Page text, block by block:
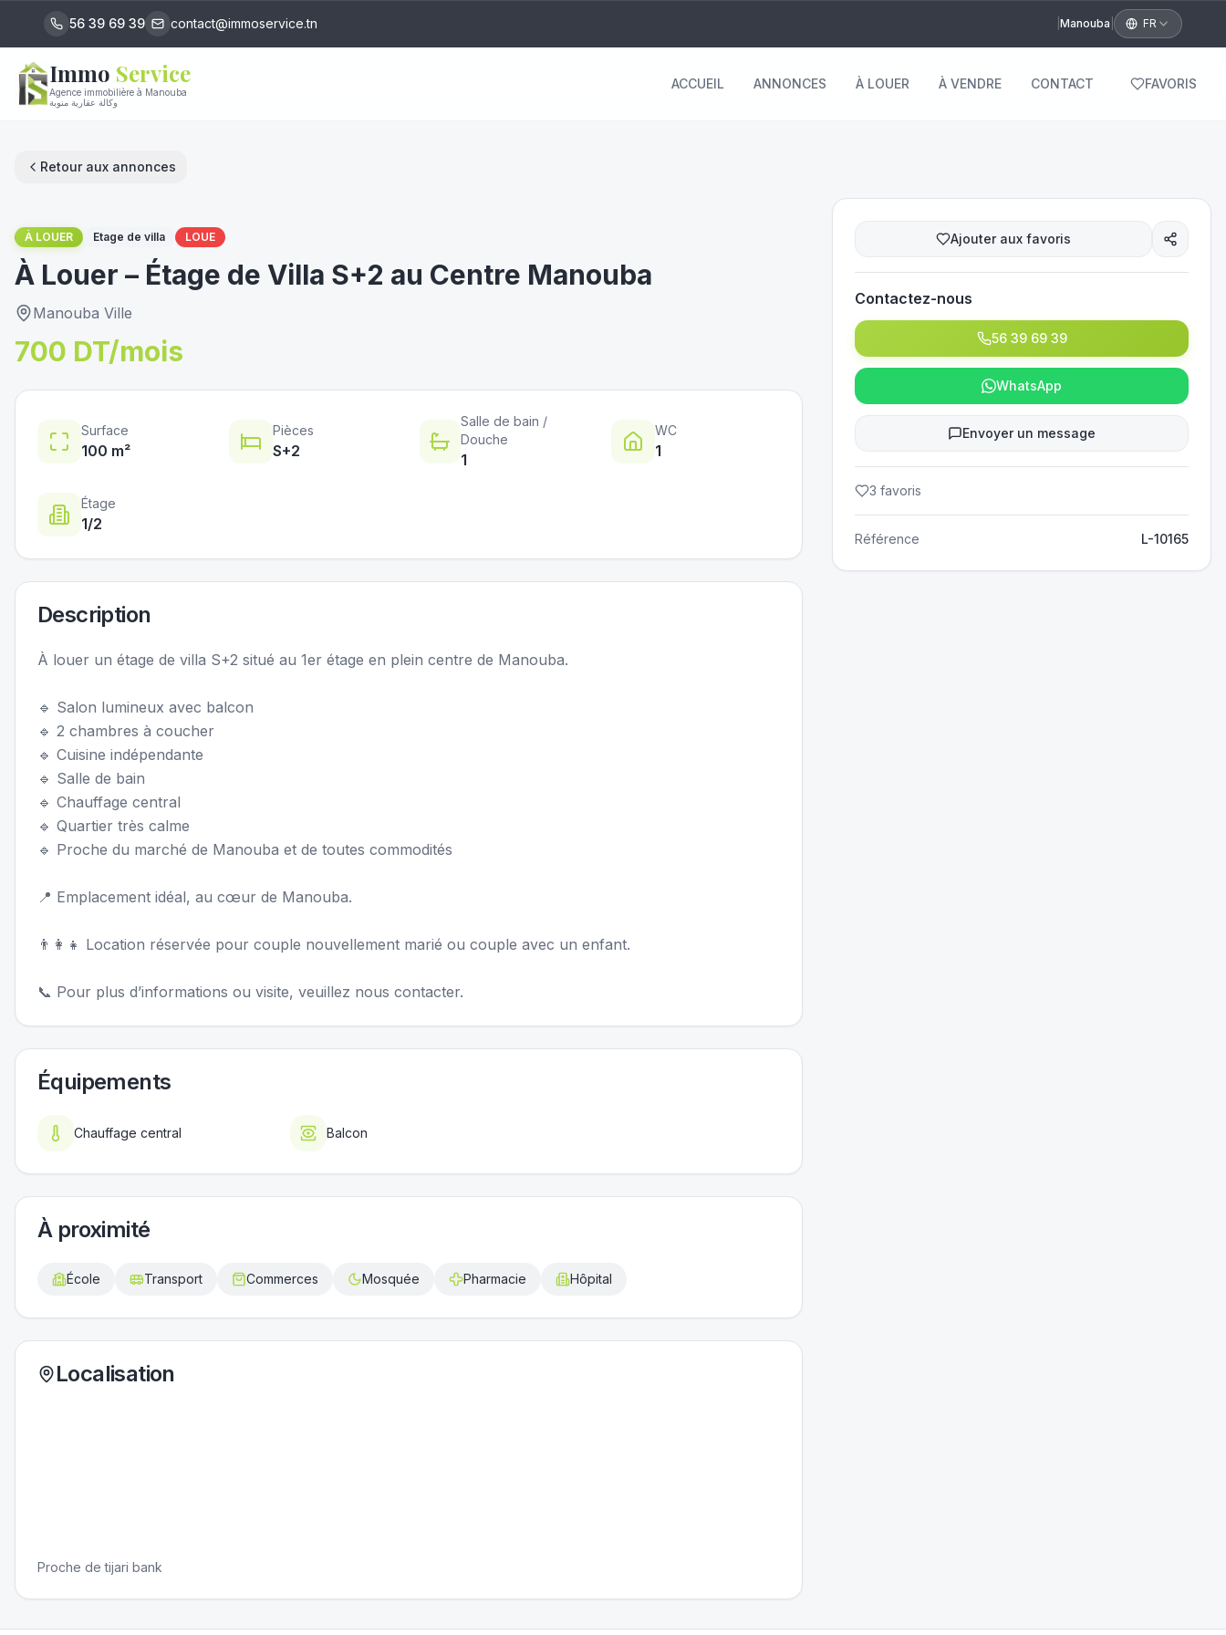
56 39 69 39 contact@immoservice.tn Manouba FR
Immo Service
Agence immobilière à Manouba
وكالة عقارية منوبة
ACCUEIL ANNONCES À LOUER À VENDRE CONTACT FAVORIS
Retour aux annonces
1/9
À LOUER Etage de villa LOUE
À Louer – Étage de Villa S+2 au Centre Manouba
Manouba Ville
700 DT/mois
Surface
100 m²
Pièces
S+2
Salle de bain /
Douche
1
WC
1
Étage
1/2
Description
À louer un étage de villa S+2 situé au 1er étage en plein centre de Manouba.
🔹 Salon lumineux avec balcon
🔹 2 chambres à coucher
🔹 Cuisine indépendante
🔹 Salle de bain
🔹 Chauffage central
🔹 Quartier très calme
🔹 Proche du marché de Manouba et de toutes commodités
📍 Emplacement idéal, au cœur de Manouba.
👨‍👩‍👧 Location réservée pour couple nouvellement marié ou couple avec un enfant.
📞 Pour plus d’informations ou visite, veuillez nous contacter.
Équipements
Chauffage central Balcon
À proximité
École Transport Commerces Mosquée Pharmacie Hôpital
Localisation
Proche de tijari bank
Ajouter aux favoris
Contactez-nous
56 39 69 39
WhatsApp
Envoyer un message
3 favoris
Référence L-10165